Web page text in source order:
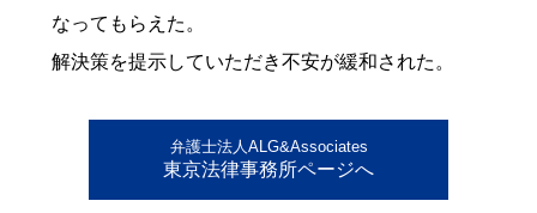
なってもらえた。
解決策を提示していただき不安が緩和された。
弁護士法人ALG&Associates
東京法律事務所ページへ